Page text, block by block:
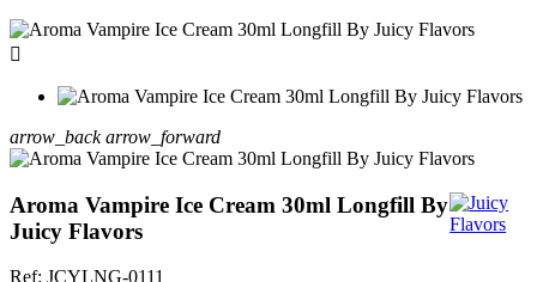

arrow_back arrow_forward
Aroma Vampire Ice Cream 30ml Longfill By
Juicy Flavors
Ref: JCYLNG-0111